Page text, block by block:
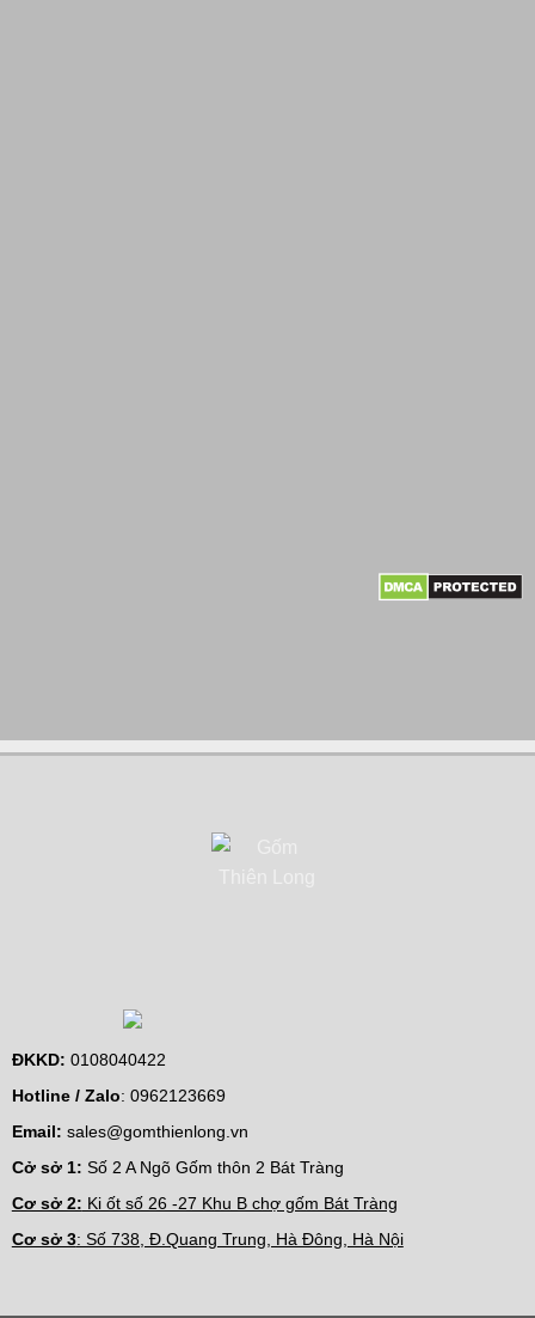
ĐKKD: 0108040422
Hotline / Zalo: 0962123669
Email: sales@gomthienlong.vn
Cở sở 1: Số 2 A Ngõ Gốm thôn 2 Bát Tràng
Cơ sở 2: Ki ốt số 26 -27 Khu B chợ gốm Bát Tràng
Cơ sở 3: Số 738, Đ.Quang Trung, Hà Đông, Hà Nội